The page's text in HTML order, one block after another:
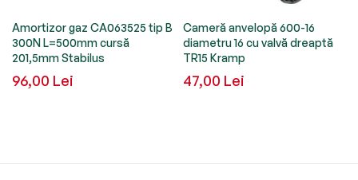
Amortizor gaz CA063525 tip B
300N L=500mm cursă
201,5mm Stabilus
96,00 Lei
Cameră anvelopă 600-16
diametru 16 cu valvă dreaptă
TR15 Kramp
47,00 Lei